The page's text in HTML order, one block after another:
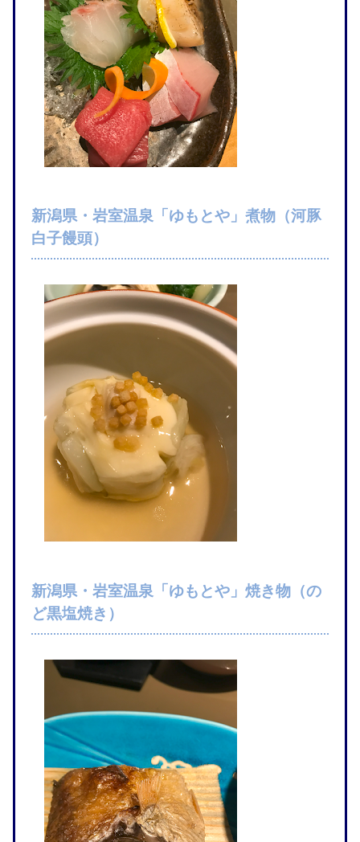
新潟県・岩室温泉「ゆもとや」煮物（河豚
白子饅頭）
新潟県・岩室温泉「ゆもとや」焼き物（の
ど黒塩焼き）